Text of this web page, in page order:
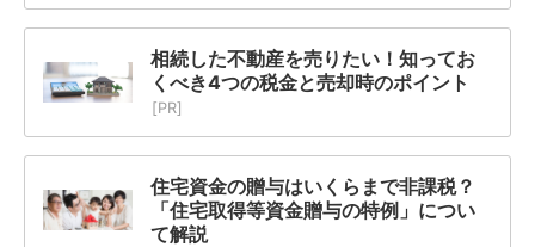
相続した不動産を売りたい！知ってお
くべき4つの税金と売却時のポイント
[PR]
住宅資金の贈与はいくらまで非課税？
「住宅取得等資金贈与の特例」につい
て解説